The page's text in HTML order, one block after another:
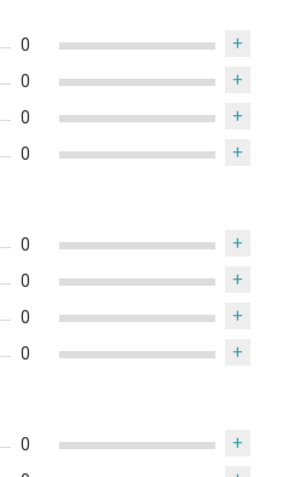
0 +
0 +
0 +
0 +
0 +
0 +
0 +
0 +
0 +